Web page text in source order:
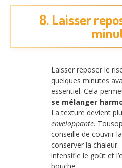
8. Laisser
Laisser reposer le
quelques minutes
essentiel. Cela
se mélanger
La texture devient
enveloppante.
conseille de couvrir
conserver la chaleur.
intensifie le goût et